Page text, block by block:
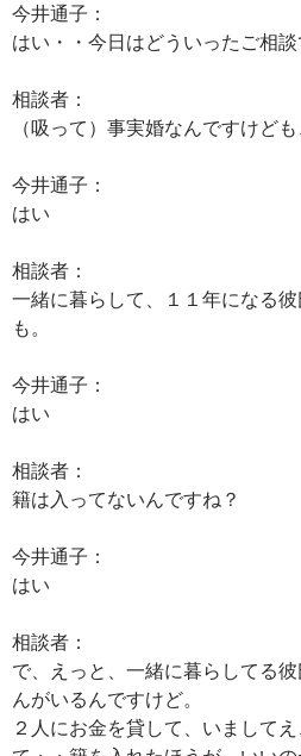
今井通子：
はい・・今日はどういったご相談
相談者：
（吸って）事実婚なんですけども
今井通子：
はい
相談者：
一緒に暮らして、１１年になる
も。
今井通子：
はい
相談者：
籍は入ってないんですね？
今井通子：
はい
相談者：
で、えっと、一緒に暮らしてる
んがいるんですけど。
２人にお金を貸して、いましてえ